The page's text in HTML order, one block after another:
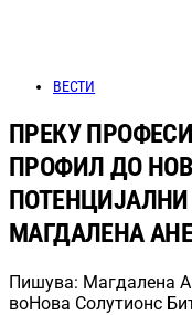
ВЕСТИ
ПРЕКУ
ПРОФИЛ ДО
МАГДАЛЕНА
Пишува: Магдалена
воНова Солутионс